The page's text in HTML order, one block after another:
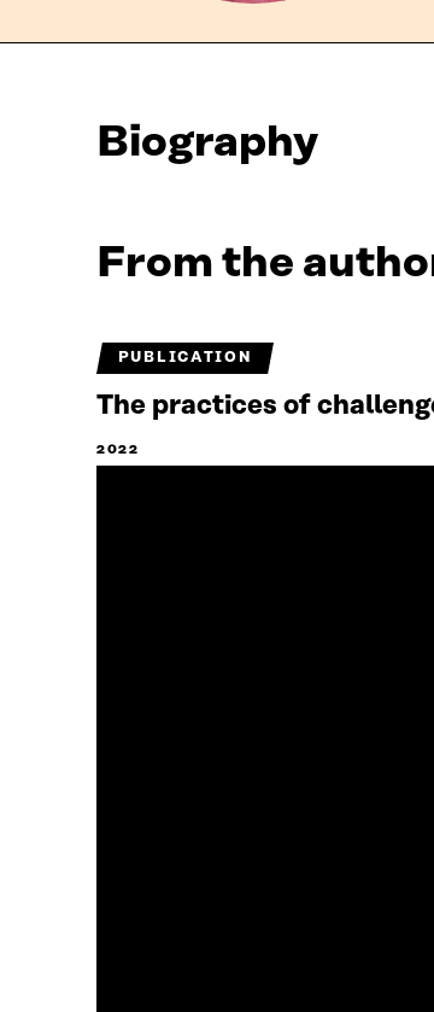
Biography
From the
PUBLICATION
The practices of
2022